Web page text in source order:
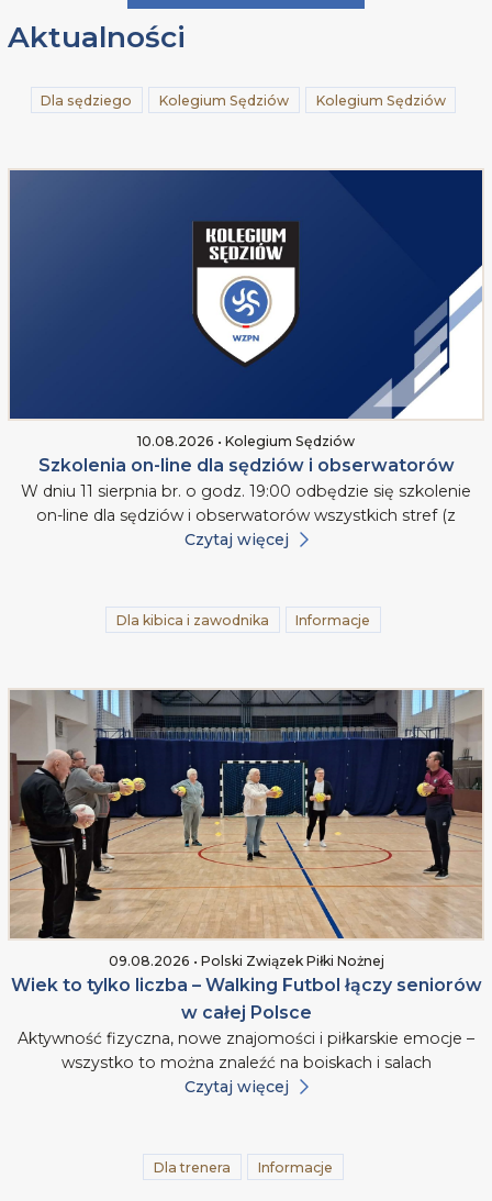
Aktualności
Dla sędziego Kolegium Sędziów Kolegium Sędziów
10.08.2026 • Kolegium Sędziów
Szkolenia on-line dla sędziów i obserwatorów
W dniu 11 sierpnia br. o godz. 19:00 odbędzie się szkolenie
on-line dla sędziów i obserwatorów wszystkich stref (z
Czytaj więcej
Dla kibica i zawodnika Informacje
09.08.2026 • Polski Związek Piłki Nożnej
Wiek to tylko liczba – Walking Futbol łączy seniorów
w całej Polsce
Aktywność fizyczna, nowe znajomości i piłkarskie emocje –
wszystko to można znaleźć na boiskach i salach
Czytaj więcej
Dla trenera Informacje